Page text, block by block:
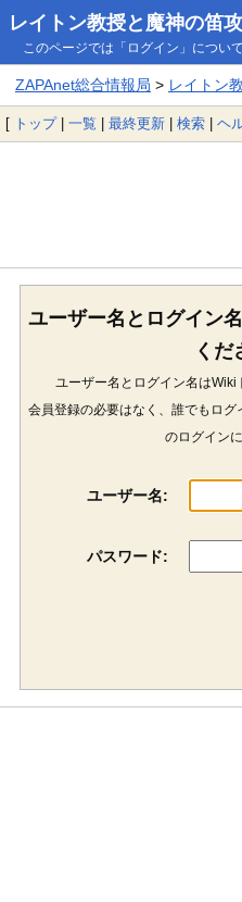
レイトン教授と魔神の笛
このページでは「ログイン」につい
ZAPAnet総合情報局 > レイトン
[ トップ| 一覧 | 最終更新 | 検索 | ヘ
ユーザー名とログイン
くだ
ユーザー名とログイン名はWiki
会員登録の必要はなく、誰でもロ
のログイン
ユーザー名:
パスワード: